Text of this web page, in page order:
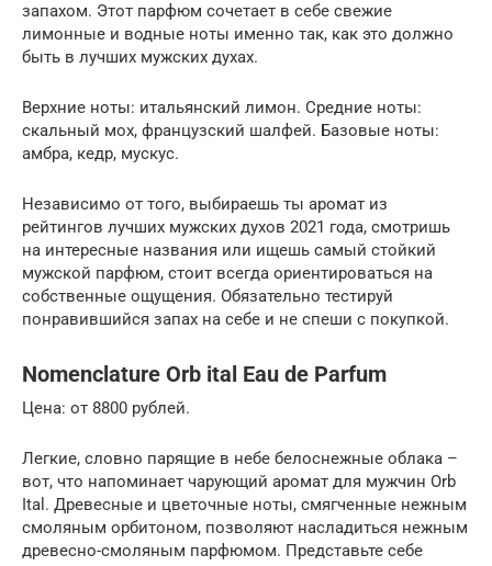
запахом. Этот парфюм сочетает в себе свежие
лимонные и водные ноты именно так, как это должно
быть в лучших мужских духах.
Верхние ноты: итальянский лимон. Средние ноты:
скальный мох, французский шалфей. Базовые ноты:
амбра, кедр, мускус.
Независимо от того, выбираешь ты аромат из
рейтингов лучших мужских духов 2021 года, смотришь
на интересные названия или ищешь самый стойкий
мужской парфюм, стоит всегда ориентироваться на
собственные ощущения. Обязательно тестируй
понравившийся запах на себе и не спеши с покупкой.
Nomenclature Orb ital Eau de Parfum
Цена: от 8800 рублей.
Легкие, словно парящие в небе белоснежные облака –
вот, что напоминает чарующий аромат для мужчин Orb
Ital. Древесные и цветочные ноты, смягченные нежным
смоляным орбитоном, позволяют насладиться нежным
древесно-смоляным парфюмом. Представьте себе